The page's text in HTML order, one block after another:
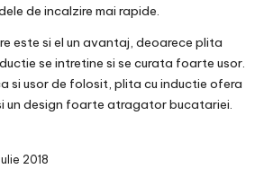
de incalzire mai rapide.
este si el un avantaj, deoarece plita
se intretine si se curata foarte usor.
si usor de folosit, plita cu inductie ofera
un design foarte atragator bucatariei.
2018